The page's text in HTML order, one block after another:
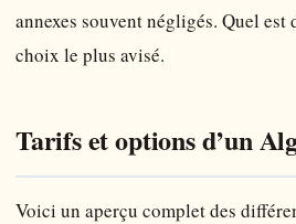
annexes souvent négligés. Quel
choix le plus avisé.
Tarifs et options d’un
Voici un aperçu complet des